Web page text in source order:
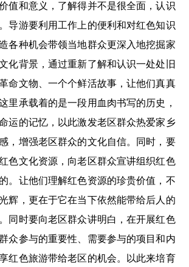
值和意义，了解得并不是很全面，认识
导游要利用工作上的便利和对红色知识
各种机会带领当地群众更深入地挖掘家
化背景，通过重新了解和认识一处处旧
命文物、一个个鲜活故事，让他们真真
里承载着的是一段用血肉书写的历史，
运的记忆，以此激发老区群众热爱家乡
，增强老区群众的文化自信。同时，要
色文化资源，向老区群众宣讲组织红色
。让他们理解红色资源的珍贵价值，不
辉，更在于它在当下依然能带给后人的
同时要向老区群众讲明白，在开展红色
众参与的重要性、需要参与的项目和内
红色旅游带给老区的机会。以此来培育